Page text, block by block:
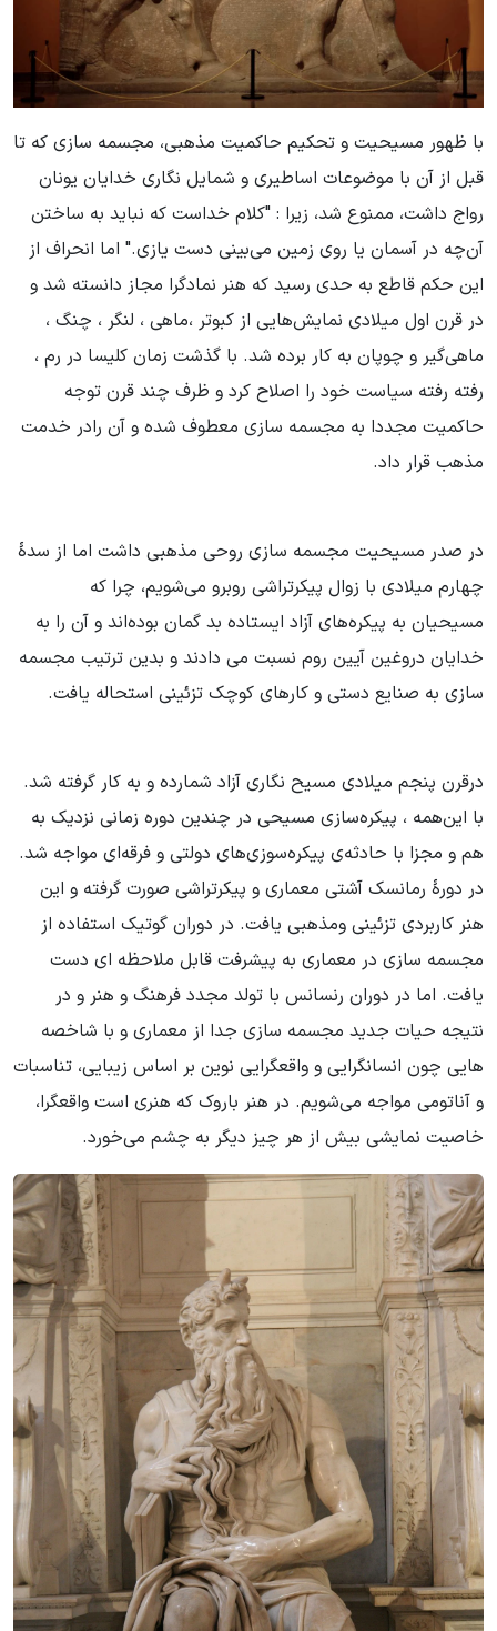
با ظهور مسیحیت و تحکیم حاکمیت مذهبی، مجسمه سازی که تا
قبل از آن با موضوعات اساطیری و شمایل نگاری خدایان یونان
رواج داشت، ممنوع شد، زیرا : "کلام خداست که نباید به ساختن
آن‌چه در آسمان یا روی زمین می‌بینی دست یازی." اما انحراف از
این حکم قاطع به حدی رسید که هنر نمادگرا مجاز دانسته شد و
در قرن اول میلادی نمایش‌هایی از کبوتر ،ماهی ، لنگر ، چنگ ،
ماهی‌گیر و چوپان به کار برده شد. با گذشت زمان کلیسا در رم ،
رفته رفته سیاست خود را اصلاح کرد و ظرف چند قرن توجه
حاکمیت مجددا به مجسمه سازی معطوف شده و آن رادر خدمت
مذهب قرار داد.
در صدر مسیحیت مجسمه سازی روحی مذهبی داشت اما از سدۀ
چهارم میلادی با زوال پیکرتراشی روبرو می‌شویم، چرا که
مسیحیان به پیکره‌های آزاد ایستاده بد گمان بوده‌اند و آن را به
خدایان دروغین آیین روم نسبت می دادند و بدین ترتیب مجسمه
سازی به صنایع دستی و کارهای کوچک تزئینی استحاله یافت.
درقرن پنجم میلادی مسیح نگاری آزاد شمارده و به کار گرفته شد.
با این‌همه ، پیکره‌سازی مسیحی در چندین دوره زمانی نزدیک به
هم و مجزا با حادثه‌ی پیکره‌سوزی‌های دولتی و فرقه‌ای مواجه شد.
در دورۀ رمانسک آشتی معماری و پیکرتراشی صورت گرفته و این
هنر کاربردی تزئینی ومذهبی یافت. در دوران گوتیک استفاده از
مجسمه سازی در معماری به پیشرفت قابل ملاحظه ای دست
یافت. اما در دوران رنسانس با تولد مجدد فرهنگ و هنر و در
نتیجه حیات جدید مجسمه سازی جدا از معماری و با شاخصه
هایی چون انسانگرایی و واقعگرایی نوین بر اساس زیبایی، تناسبات
و آناتومی مواجه می‌شویم. در هنر باروک که هنری است واقعگرا،
خاصیت نمایشی بیش از هر چیز دیگر به چشم می‌خورد.